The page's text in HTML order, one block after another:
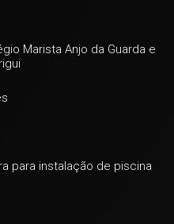
Marista Anjo da Guarda e
para instalação de piscina